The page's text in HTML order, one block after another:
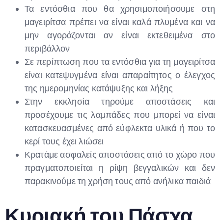
Τα εντόσθια που θα χρησιμοποιήσουμε στη
μαγειρίτσα πρέπει να είναι καλά πλυμένα και να
μην αγοράζονται αν είναι εκτεθειμένα στο
περιβάλλον
Σε περίπτωση που τα εντόσθια για τη μαγειρίτσα
είναι κατεψυγμένα είναι απαραίτητος ο έλεγχος
της ημερομηνίας κατάψυξης και λήξης
Στην εκκλησία τηρούμε αποστάσεις και
προσέχουμε τις λαμπάδες που μπορεί να είναι
κατασκευασμένες από εύφλεκτα υλικά ή που το
κερί τους έχει λιώσει
Κρατάμε ασφαλείς αποστάσεις από το χώρο που
πραγματοποιείται η ρίψη βεγγαλικών και δεν
παρακινούμε τη χρήση τους από ανήλικα παιδιά